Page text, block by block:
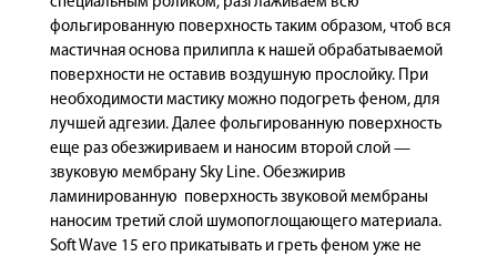
фольгированную поверхность таким образом, чтоб вся
мастичная основа прилипла к нашей обрабатываемой
поверхности не оставив воздушную прослойку. При
необходимости мастику можно подогреть феном, для
лучшей адгезии. Далее фольгированную поверхность
еще раз обезжириваем и наносим второй слой —
звуковую мембрану Sky Line. Обезжирив
ламинированную поверхность звуковой мембраны
наносим третий слой шумопоглощающего материала.
Soft Wave 15 его прикатывать и греть феном уже не